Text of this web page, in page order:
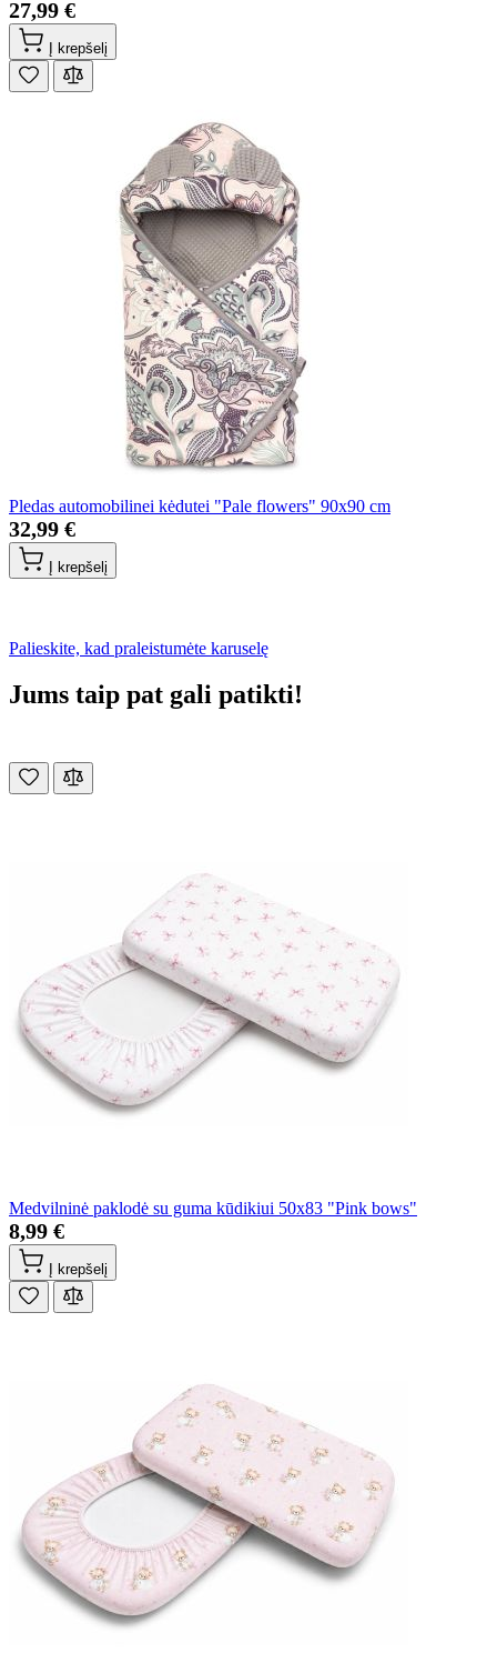
27,99 €
Į krepšelį
Pledas automobilinei kėdutei "Pale flowers" 90x90 cm
32,99 €
Į krepšelį
Palieskite, kad praleistumėte karuselę
Jums taip pat gali patikti!
Medvilninė paklodė su guma kūdikiui 50x83 "Pink bows"
8,99 €
Į krepšelį